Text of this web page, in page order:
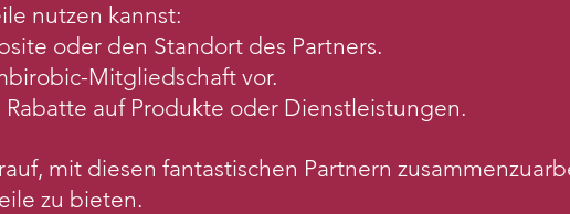
nutzen kannst:
oder den Standort des Partners.
Mitgliedschaft vor.
Rabatte auf Produkte oder Dienstleistungen.
mit diesen fantastischen Partnern
zu bieten.